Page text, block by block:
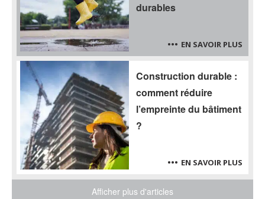
durables
EN SAVOIR PLUS
Construction durable :
comment réduire
l’empreinte du bâtiment
?
EN SAVOIR PLUS
Afficher plus d'articles